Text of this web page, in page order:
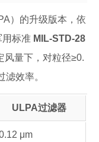
）的升级版本，依
用标准 MIL-STD-28
风量下，对粒径≥0.
滤效率。
ULPA过滤器
μm